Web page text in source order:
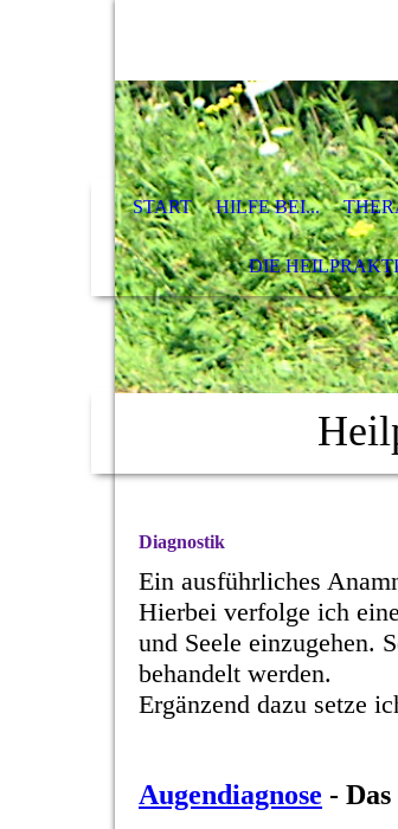
START HILFE BEI...
DIE
Diagnostik
Ein ausführliches
Hierbei verfolge ich
und Seele einzugehen.
behandelt werden.
Ergänzend dazu setze
Augendiagnose -